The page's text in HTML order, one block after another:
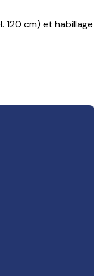
120 cm) et habillage